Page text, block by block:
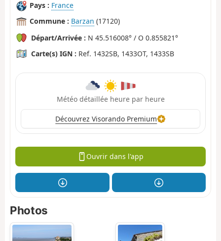
Pays : France
Commune : Barzan (17120)
Départ/Arrivée : N 45.516008° / O 0.855821°
Carte(s) IGN : Ref. 1432SB, 1433OT, 1433SB
Météo détaillée heure par heure
Découvrez Visorando Premium
Ouvrir dans l'app
Photos